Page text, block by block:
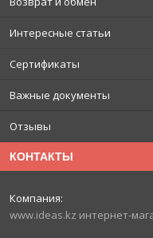
Интересные статьи
Сертификаты
Важные документы
Отзывы
КОНТАКТЫ
www.ideas.kz интернет-